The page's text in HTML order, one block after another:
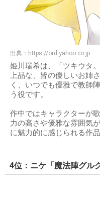
出典： https://ord.yahoo.co.jp
姫川瑞希は、「ツキウタ
上品な、皆の優しいお姉
く、いつでも優雅で教師
う役です。
作中ではキャラクターが
力の高さや優雅な雰囲気
に魅力的に感じられる作
4位：ニケ「魔法陣グル